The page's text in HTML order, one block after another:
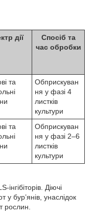
дії
Спосіб та
час обробки
та
Обприскуван
ня у фазі 4
листків
культури
та
Обприскуван
ня у фазі 2–6
листків
культури
Діючі
у бур’янів, унаслідок
рослин.